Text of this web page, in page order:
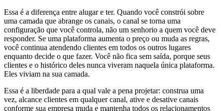
Essa é a diferença entre alugar e ter. Quando você constrói sobre
uma camada que abrange os canais, o canal se torna uma
configuração que você controla, não um senhorio a quem você deve
responder. Se uma plataforma aumenta o preço ou muda as regras,
você continua atendendo clientes em todos os outros lugares
enquanto decide o que fazer. Você não fica sem saída, porque seus
clientes e o histórico deles nunca viveram naquela única plataforma.
Eles viviam na sua camada.
Essa é a liberdade para a qual vale a pena projetar: construa uma
vez, alcance clientes em qualquer canal, ative e desative canais
conforme sua empresa muda e mantenha todos os relacionamentos